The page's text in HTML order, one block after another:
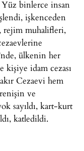
Yüz binlerce insan
işkenceden
muhalifleri,
ülkenin her
kişiye idam cezası
Cezaevi hem
ve
sayıldı, kart-kurt
katledildi.